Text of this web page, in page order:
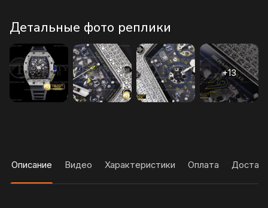
Детальные фото реплики
Описание Видео Характеристики Оплата